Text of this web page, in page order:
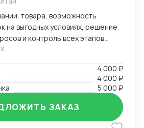
товара, возможность
на выгодных условиях, решение
и контроль всех этапов
партнерами.
4 000 ₽
4 000 ₽
5 000 ₽
ЗАКАЗ